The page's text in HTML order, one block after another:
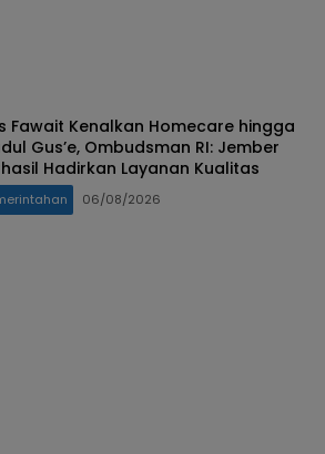
Fawait Kenalkan Homecare hingga
Gus’e, Ombudsman RI: Jember
Hadirkan Layanan Kualitas
06/08/2026